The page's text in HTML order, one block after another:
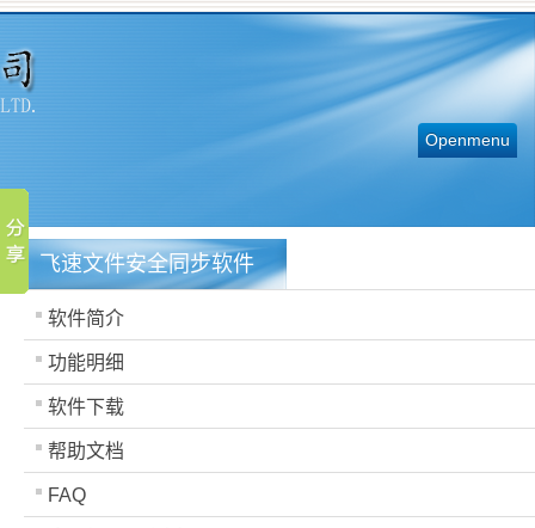
Openmenu
飞速文件安全同步软件
软件简介
功能明细
软件下载
帮助文档
FAQ